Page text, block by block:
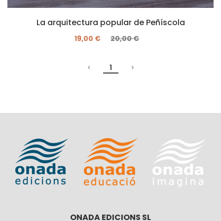
La arquitectura popular de Peñíscola
19,00 € 20,00 €
1
ONADA EDICIONS SL